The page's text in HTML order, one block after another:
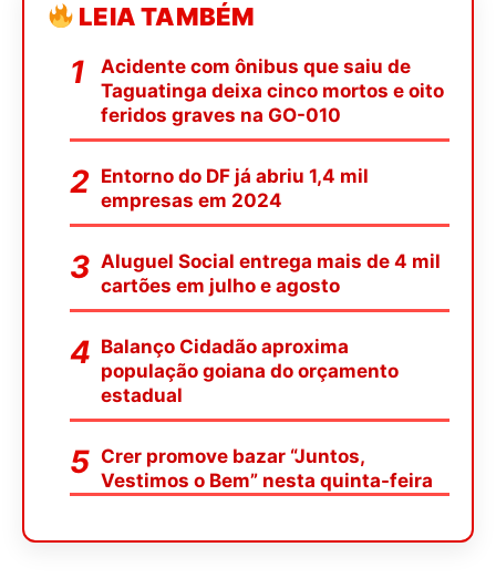
LEIA TAMBÉM
Acidente com ônibus que saiu de
Taguatinga deixa cinco mortos e oito
feridos graves na GO-010
Entorno do DF já abriu 1,4 mil
empresas em 2024
Aluguel Social entrega mais de 4 mil
cartões em julho e agosto
Balanço Cidadão aproxima
população goiana do orçamento
estadual
Crer promove bazar “Juntos,
Vestimos o Bem” nesta quinta-feira